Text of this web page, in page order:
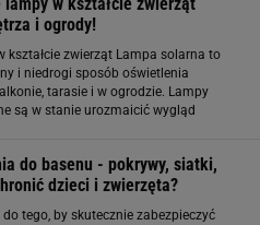
i ogrody!
kształcie zwierząt Lampa solarna to
i niedrogi sposób oświetlenia
tarasie i w ogrodzie. Lampy
są w stanie urozmaicić wygląd
do basenu - pokrywy, siatki,
dzieci i zwierzęta?
tego, by skutecznie zabezpieczyć